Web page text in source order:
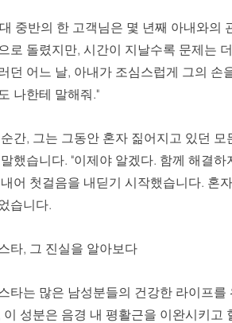
중반의 한 고객님은 몇 년째 아내와의
로 돌렸지만, 시간이 지날수록 문제는
던 어느 날, 아내가 조심스럽게 그의 손
나한테 말해줘."
간, 그는 그동안 혼자 짊어지고 있던
했습니다. "이제야 알겠다. 함께 해결
어 첫걸음을 내딛기 시작했습니다. 혼
습니다.
타, 그 진실을 알아보다
타는 많은 남성분들의 건강한 라이프
이 성분은 음경 내 평활근을 이완시키